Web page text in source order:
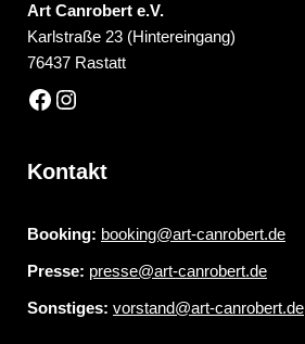
Art Canrobert e.V.
Karlstraße 23 (Hintereingang)
76437 Rastatt
Kontakt
Booking: booking@art-canrobert.de
Presse: presse@art-canrobert.de
Sonstiges: vorstand@art-canrobert.de